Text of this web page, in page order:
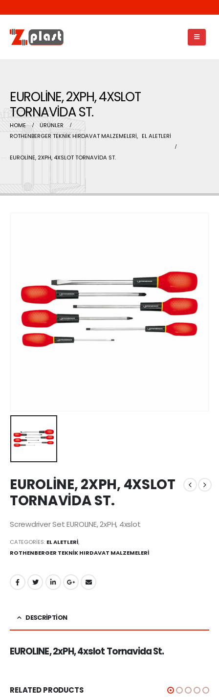
EUROLİNE, 2XPH, 4XSLOT
TORNAVİDA ST.
HOME
ÜRÜNLER
ROTHENBERGER TEKNİK HIRDAVAT MALZEMELERİ, EL ALETLERİ
EUROLİNE, 2XPH, 4XSLOT TORNAVİDA ST.
EUROLİNE, 2XPH, 4XSLOT
TORNAVİDA ST.
Screwdriver Set EUROLINE, 2xPH, 4xslot
CATEGORIES: EL ALETLERİ,
ROTHENBERGER TEKNİK HIRDAVAT MALZEMELERİ
DESCRIPTION
EUROLINE, 2xPH, 4xslot Tornavida St.
RELATED PRODUCTS